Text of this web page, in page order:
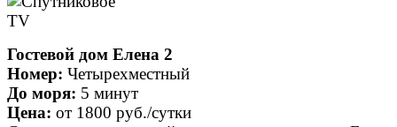
Гостевой дом Елена 2
Номер: Четырехместный
До моря: 5 минут
Цена: от 1800 руб./сутки